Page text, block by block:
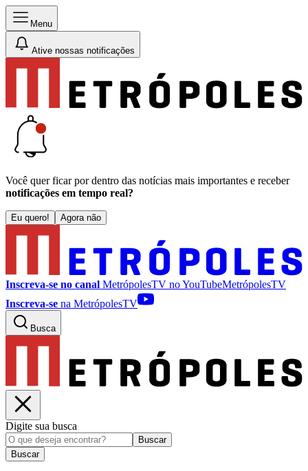
Menu
Ative nossas notificações
Você quer ficar por dentro das notícias mais importantes e receber
notificações em tempo real?
Eu quero! Agora não
Inscreva-se no canal MetrópolesTV noYouTubeMetrópolesTV
Inscreva-se na MetrópolesTV
Busca
Digite sua busca
Buscar
Buscar